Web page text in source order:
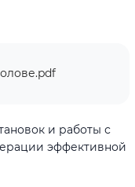
и работы с
эффективной